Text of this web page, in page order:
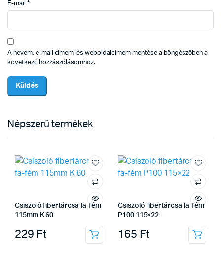
E-mail *
A nevem, e-mail címem, és weboldalcímem mentése a böngészőben a
következő hozzászólásomhoz.
Népszerű termékek
Csiszoló fibertárcsa fa-fém
115mm K 60
229 Ft
Csiszoló fibertárcsa fa-fém
P100 115×22
165 Ft